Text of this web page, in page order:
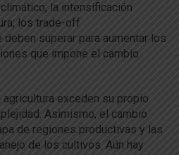
la intensificación
los trade-off
superar para aumentar los
que impone el cambio
exceden su propio
Asimismo, el cambio
de regiones productivas y las
de los cultivos. Aún hay